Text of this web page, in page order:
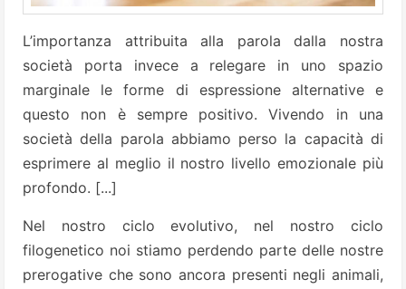
L’importanza attribuita alla parola dalla nostra
società porta invece a relegare in uno spazio
marginale le forme di espressione alternative e
questo non è sempre positivo. Vivendo in una
società della parola abbiamo perso la capacità di
esprimere al meglio il nostro livello emozionale più
profondo. [...]
Nel nostro ciclo evolutivo, nel nostro ciclo
filogenetico noi stiamo perdendo parte delle nostre
prerogative che sono ancora presenti negli animali,